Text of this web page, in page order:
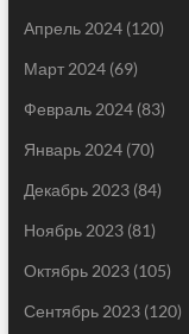
Апрель 2024(120)
Март 2024(69)
Февраль 2024(83)
Январь 2024(70)
Декабрь 2023(84)
Ноябрь 2023(81)
Октябрь 2023(105)
Сентябрь 2023(120)